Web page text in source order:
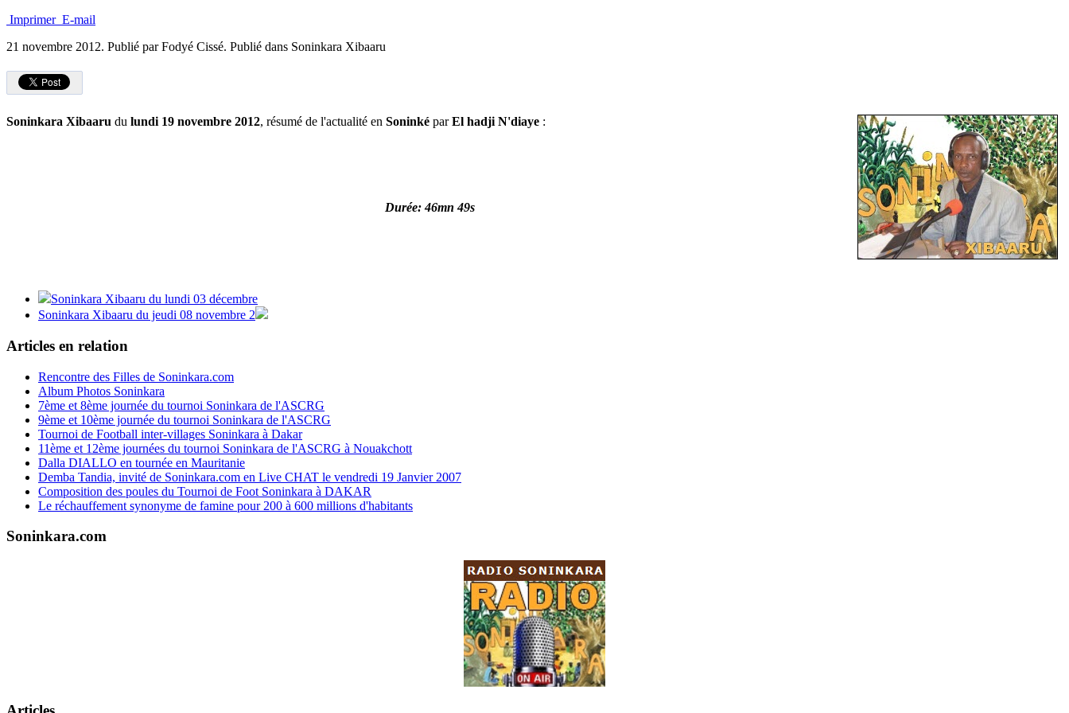
Imprimer E-mail
21 novembre 2012. Publié par Fodyé Cissé. Publié dans Soninkara Xibaaru
Soninkara Xibaaru du lundi 19 novembre 2012, résumé de l'actualité en Soninké parEl hadji N'diaye :
Durée: 46mn 49s
Soninkara Xibaaru du lundi 03 décembre
Soninkara Xibaaru du jeudi 08 novembre 2
Articles en relation
Rencontre des Filles de Soninkara.com
Album Photos Soninkara
7ème et 8ème journée du tournoi Soninkara de l'ASCRG
9ème et 10ème journée du tournoi Soninkara de l'ASCRG
Tournoi de Football inter-villages Soninkara à Dakar
11ème et 12ème journées du tournoi Soninkara de l'ASCRG à Nouakchott
Dalla DIALLO en tournée en Mauritanie
Demba Tandia, invité de Soninkara.com en Live CHAT le vendredi 19 Janvier 2007
Composition des poules du Tournoi de Foot Soninkara à DAKAR
Le réchauffement synonyme de famine pour 200 à 600 millions d'habitants
Soninkara.com